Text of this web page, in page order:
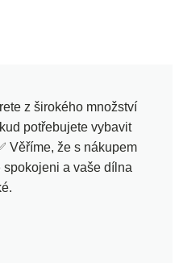
z širokého množství
potřebujete vybavit
Věříme, že s nákupem
a vaše dílna